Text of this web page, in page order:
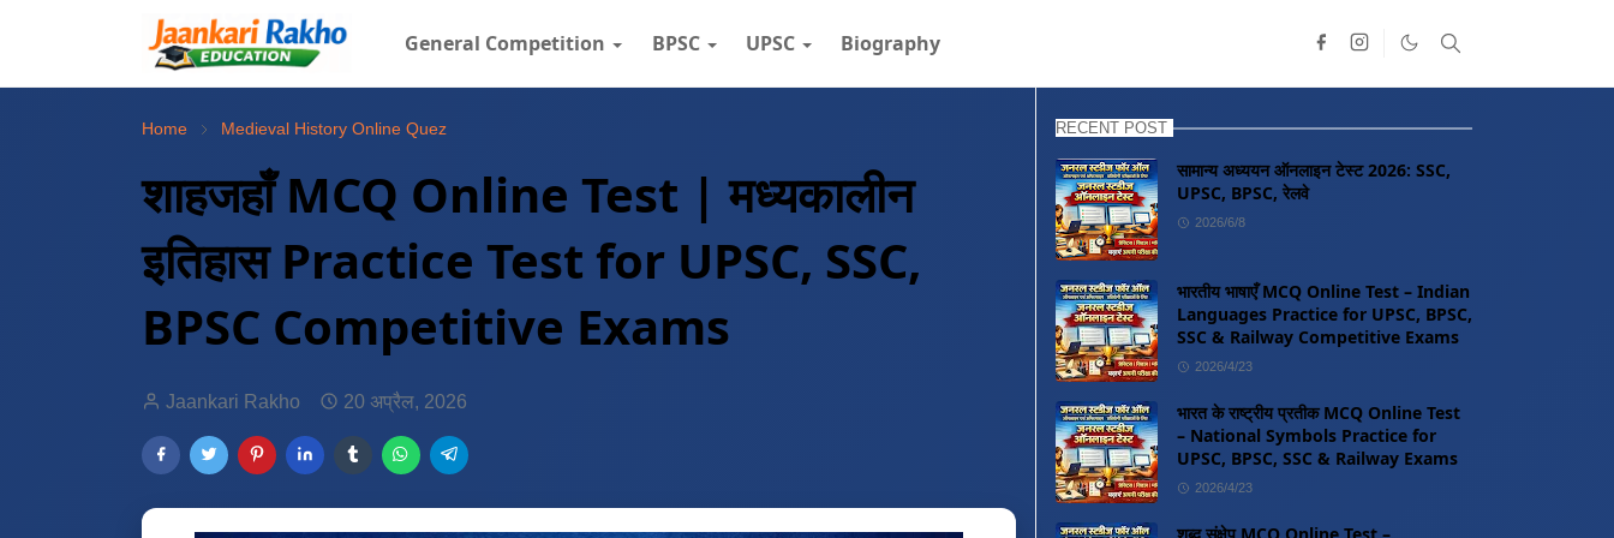
General Competition BPSC UPSC Biography
Home Medieval History Online Quez
शाहजहाँ MCQ Online Test | मध्यकालीन
इतिहास Practice Test for UPSC, SSC,
BPSC Competitive Exams
Jaankari Rakho 20 अप्रैल, 2026
RECENT POST
सामान्य अध्ययन ऑनलाइन टेस्ट 2026: SSC,
UPSC, BPSC, रेलवे
2026/6/8
भारतीय भाषाएँ MCQ Online Test – Indian
Languages Practice for UPSC, BPSC,
SSC & Railway Competitive Exams
2026/4/23
भारत के राष्ट्रीय प्रतीक MCQ Online Test
– National Symbols Practice for
UPSC, BPSC, SSC & Railway Exams
2026/4/23